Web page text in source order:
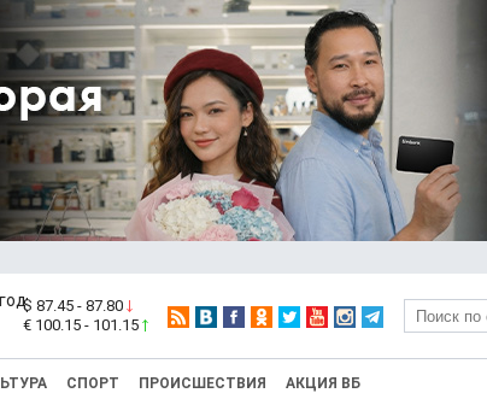
$ 87.45 - 87.80
€ 100.15 - 101.15
СПОРТ ПРОИСШЕСТВИЯ АКЦИЯ ВБ